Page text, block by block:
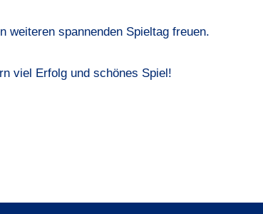
weiteren spannenden Spieltag freuen.
viel Erfolg und schönes Spiel!